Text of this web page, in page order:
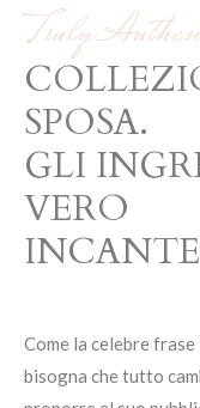
Truly
SPOSA.
GLI
VERO
Come la celebre
bisogna che tutto